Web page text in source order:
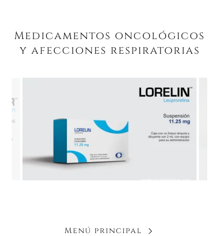
Medicamentos oncológicos
y afecciones respiratorias
Menú principal